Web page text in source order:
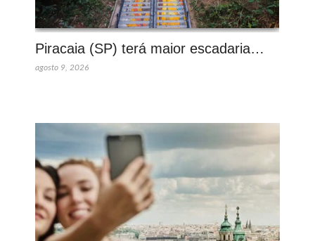
Piracaia (SP) terá maior escadaria…
agosto 9, 2026